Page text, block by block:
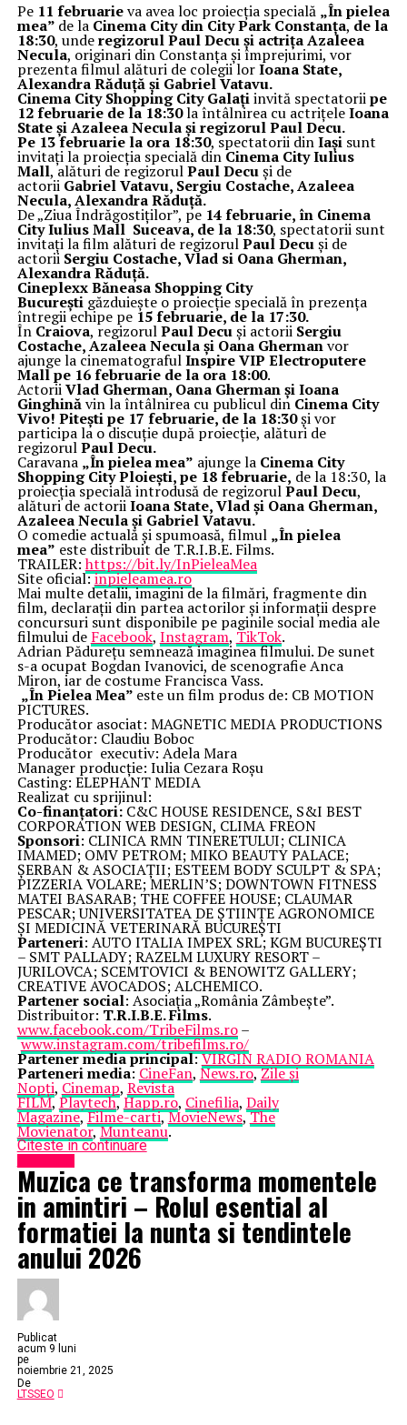
Pe 11 februarieva avea loc proiecția specială „În pielea
mea” de la Cinema City din City Park Constanța,de la
18:30, underegizorul Paul Decu și actrița Azaleea
Necula, originari din Constanța și împrejurimi, vor
prezenta filmul alături de colegii lorIoana State,
Alexandra Răduță și Gabriel Vatavu.
Cinema City Shopping City Galațiinvită spectatoriipe
12 februarie de la 18:30la întâlnirea cu actrițeleIoana
State și Azaleea Necula și regizorul Paul Decu.
Pe 13 februarie la ora 18:30, spectatorii dinIașisunt
invitați la proiecția specială dinCinema City Iulius
Mall, alături de regizorulPaul Decuși de
actorii Gabriel Vatavu, Sergiu Costache, Azaleea
Necula, Alexandra Răduță.
De „Ziua Îndrăgostiților”, pe 14 februarie, în Cinema
City Iulius Mall Suceava, de la 18:30, spectatorii sunt
invitați la film alături de regizorulPaul Decuși de
actorii Sergiu Costache, Vlad si Oana Gherman,
Alexandra Răduță.
Cineplexx Băneasa Shopping City
Bucureștigăzduiește o proiecție specială în prezența
întregii echipe pe 15 februarie, de la 17:30.
În Craiova, regizorulPaul Decuși actorii Sergiu
Costache, Azaleea Necula și Oana Ghermanvor
ajunge la cinematografulInspire VIP Electroputere
Mall pe 16 februarie de la ora 18:00.
ActoriiVlad Gherman, Oana Gherman și Ioana
Ginghinăvin la întâlnirea cu publicul din Cinema City
Vivo! Pitești pe 17 februarie, de la 18:30și vor
participa la o discuție după proiecție, alături de
regizorulPaul Decu.
Caravana „În pielea mea” ajunge la Cinema City
Shopping City Ploiești, pe 18 februarie, de la 18:30, la
proiecția specială introdusă de regizorulPaul Decu,
alături de actoriiIoana State, Vlad și Oana Gherman,
Azaleea Necula și Gabriel Vatavu.
O comedie actuală și spumoasă, filmul „În pielea
mea” este distribuit de T.R.I.B.E. Films.
TRAILER:https://bit.ly/InPieleaMea
Site oficial:inpieleamea.ro
Mai multe detalii, imagini de la filmări, fragmente din
film, declarații din partea actorilor și informații despre
concursuri sunt disponibile pe paginile social media ale
filmului de Facebook, Instagram, TikTok.
Adrian Pădurețu semnează imaginea filmului. De sunet
s-a ocupat Bogdan Ivanovici, de scenografie Anca
Miron, iar de costume Francisca Vass.
„În Pielea Mea” este un film produs de: CB MOTION
PICTURES.
Producător asociat: MAGNETIC MEDIA PRODUCTIONS
Producător: Claudiu Boboc
Producător executiv: Adela Mara
Manager producție: Iulia Cezara Roșu
Casting: ELEPHANT MEDIA
Realizat cu sprijinul:
Co-finanțatori:C&C HOUSE RESIDENCE, S&I BEST
CORPORATION WEB DESIGN, CLIMA FREON
Sponsori: CLINICA RMN TINERETULUI; CLINICA
IMAMED; OMV PETROM; MIKO BEAUTY PALACE;
ȘERBAN & ASOCIAȚII; ESTEEM BODY SCULPT & SPA;
PIZZERIA VOLARE; MERLIN’S; DOWNTOWN FITNESS
MATEI BASARAB; THE COFFEE HOUSE; CLAUMAR
PESCAR; UNIVERSITATEA DE ȘTIINȚE AGRONOMICE
ȘI MEDICINĂ VETERINARĂ BUCUREȘTI
Parteneri: AUTO ITALIA IMPEX SRL; KGM BUCUREȘTI
– SMT PALLADY; RAZELM LUXURY RESORT –
JURILOVCA; SCEMTOVICI & BENOWITZ GALLERY;
CREATIVE AVOCADOS; ALCHEMICO.
Partener social: Asociația „România Zâmbește”.
Distribuitor: T.R.I.B.E. Films.
www.facebook.com/TribeFilms.ro–
www.instagram.com/tribefilms.ro/
Partener media principal:VIRGIN RADIO ROMANIA
Parteneri media: CineFan, News.ro,Zile și
Nopți, Cinemap, Revista
FILM,Playtech,Happ.ro, Cinefilia, Daily
Magazine,Filme-carti,MovieNews,The
Movienator,Munteanu.
Citeste in continuare
Muzica ce transforma momentele
in amintiri – Rolul esential al
formatiei la nunta si tendintele
anului 2026
Publicat
acum 9 luni
pe
noiembrie 21, 2025
De
LTSSEO